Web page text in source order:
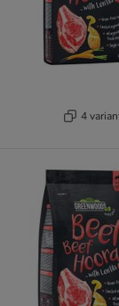
4